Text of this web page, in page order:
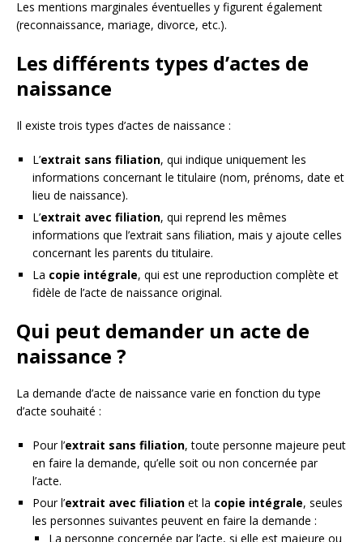
Les mentions marginales éventuelles y figurent également
(reconnaissance, mariage, divorce, etc.).
Les différents types d’actes de
naissance
Il existe trois types d’actes de naissance :
L’extrait sans filiation, qui indique uniquement les
informations concernant le titulaire (nom, prénoms, date et
lieu de naissance).
L’extrait avec filiation, qui reprend les mêmes
informations que l’extrait sans filiation, mais y ajoute celles
concernant les parents du titulaire.
La copie intégrale, qui est une reproduction complète et
fidèle de l’acte de naissance original.
Qui peut demander un acte de
naissance ?
La demande d’acte de naissance varie en fonction du type
d’acte souhaité :
Pour l’extrait sans filiation, toute personne majeure peut
en faire la demande, qu’elle soit ou non concernée par
l’acte.
Pour l’extrait avec filiation et la copie intégrale, seules
les personnes suivantes peuvent en faire la demande :
La personne concernée par l’acte, si elle est majeure ou